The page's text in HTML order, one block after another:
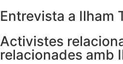
Entrevista a Ilham
Activistes
relacionades amb